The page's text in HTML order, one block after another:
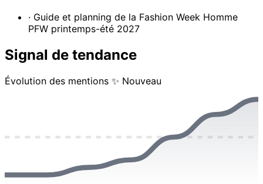
· Guide et planning de la Fashion Week Homme
PFW printemps-été 2027
Signal de tendance
Évolution des mentions ✨ Nouveau